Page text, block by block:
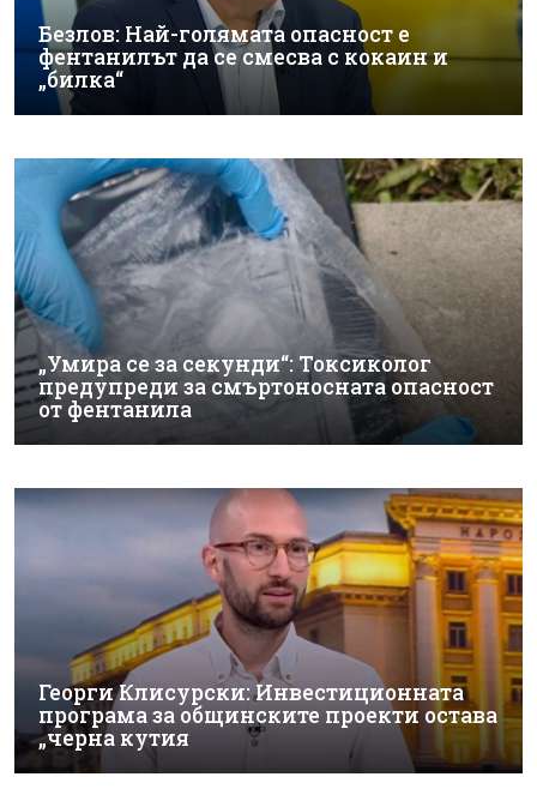
Безлов: Най-голямата опасност е
фентанилът да се смесва с кокаин и
„билка“
„Умира се за секунди“: Токсиколог
предупреди за смъртоносната опасност
от фентанила
Георги Клисурски: Инвестиционната
програма за общинските проекти остава
„черна кутия